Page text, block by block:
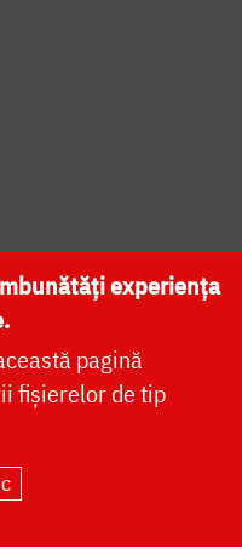
NAȚIONALĂ
experiența
pagină
fișierelor de tip